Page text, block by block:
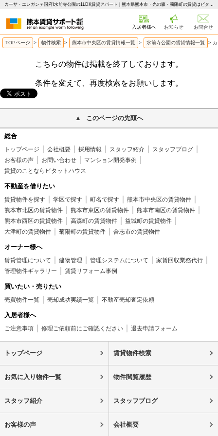
カーサ・エレガンテ国府Ⅰ水前寺公園の1LDK賃貸アパート | 熊本県熊本市・光の森・菊陽町の賃貸はピタットハウス 熊本賃貸サポート
入居者様へ お知らせ お問合せ
TOPページ > 物件検索 > 熊本市中央区の賃貸情報一覧 > 水前寺公園の賃貸情報一覧 >
こちらの物件は掲載を終了しております。
条件を変えて、再度検索をお願いします。
このページの先頭へ
総合
トップページ 会社概要 採用情報 スタッフ紹介
スタッフブログ
お客様の声
お問い合わせ
マンション開発事例
賃貸のことならピタットハウス
不動産を借りたい
賃貸物件を探す 学区で探す 町名で探す
熊本市中央区の賃貸物件
熊本市北区の賃貸物件
熊本市東区の賃貸物件
熊本市南区の賃貸物件
熊本市西区の賃貸物件
高森町の賃貸物件
益城町の賃貸物件
大津町の賃貸物件
菊陽町の賃貸物件 合志市の賃貸物件
オーナー様へ
賃貸管理について 建物管理 管理システムについて
家賃回収業務代行
管理物件ギャラリー
賃貸リフォーム事例
買いたい・売りたい
売買物件一覧 売却成功実績一覧 不動産売却査定依頼
入居者様へ
ご注意事項 修理ご依頼前にご確認ください 退去申請フォーム
トップページ 賃貸物件検索
お気に入り物件一覧 物件閲覧履歴
スタッフ紹介 スタッフブログ
お客様の声 会社概要